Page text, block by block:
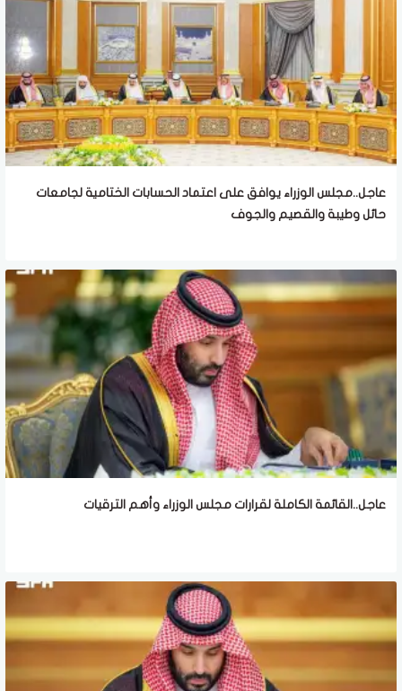
عاجل..مجلس الوزراء يوافق على اعتماد الحسابات الختامية لجامعات
حائل وطيبة والقصيم والجوف
عاجل..القائمة الكاملة لقرارات مجلس الوزراء وأهم الترقيات